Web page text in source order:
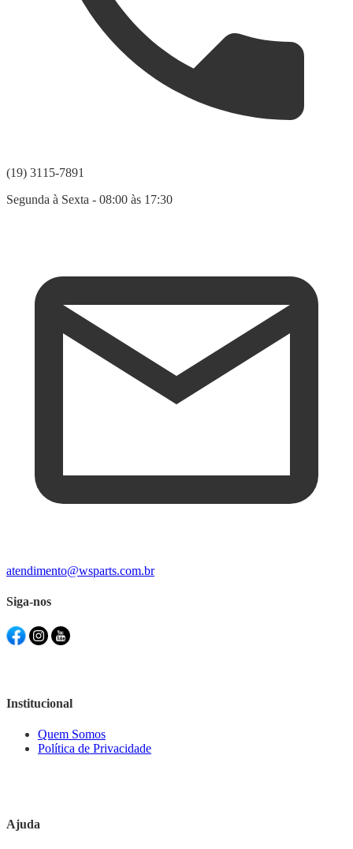
(19) 3115-7891
Segunda à Sexta - 08:00 às 17:30
atendimento@wsparts.com.br
Siga-nos
Institucional
Quem Somos
Política de Privacidade
Ajuda